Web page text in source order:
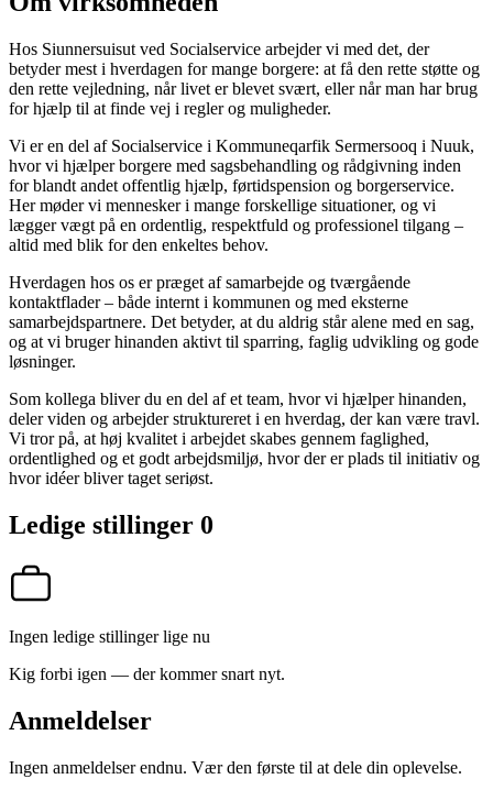
Hos Siunnersuisut ved Socialservice arbejder vi med det, der
betyder mest i hverdagen for mange borgere: at få den rette støtte og
den rette vejledning, når livet er blevet svært, eller når man har brug
for hjælp til at finde vej i regler og muligheder.
Vi er en del af Socialservice i Kommuneqarfik Sermersooq i Nuuk,
hvor vi hjælper borgere med sagsbehandling og rådgivning inden
for blandt andet offentlig hjælp, førtidspension og borgerservice.
Her møder vi mennesker i mange forskellige situationer, og vi
lægger vægt på en ordentlig, respektfuld og professionel tilgang –
altid med blik for den enkeltes behov.
Hverdagen hos os er præget af samarbejde og tværgående
kontaktflader – både internt i kommunen og med eksterne
samarbejdspartnere. Det betyder, at du aldrig står alene med en sag,
og at vi bruger hinanden aktivt til sparring, faglig udvikling og gode
løsninger.
Som kollega bliver du en del af et team, hvor vi hjælper hinanden,
deler viden og arbejder struktureret i en hverdag, der kan være travl.
Vi tror på, at høj kvalitet i arbejdet skabes gennem faglighed,
ordentlighed og et godt arbejdsmiljø, hvor der er plads til initiativ og
hvor idéer bliver taget seriøst.
Ledige stillinger 0
Ingen ledige stillinger lige nu
Kig forbi igen — der kommer snart nyt.
Anmeldelser
Ingen anmeldelser endnu. Vær den første til at dele din oplevelse.